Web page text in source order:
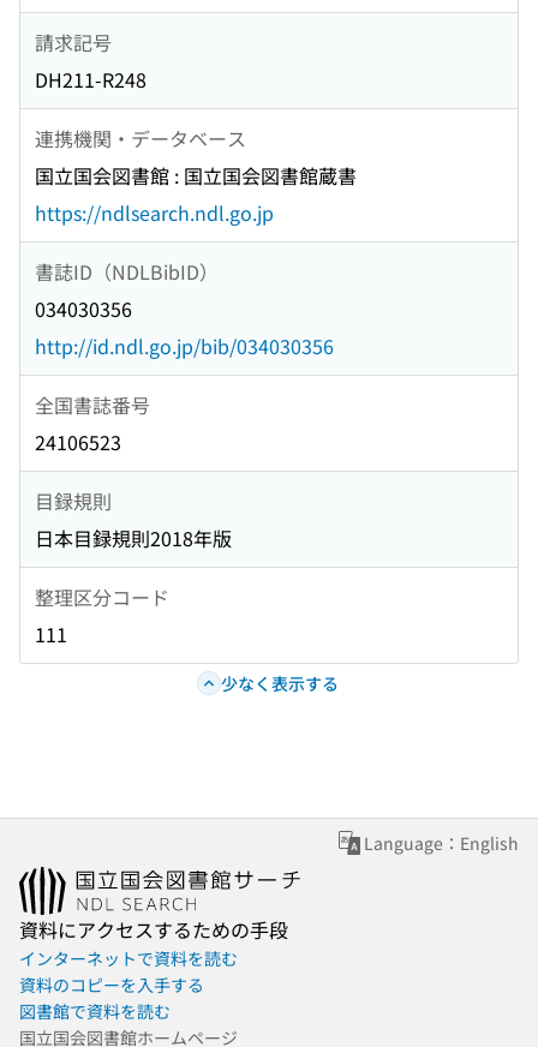
請求記号
DH211-R248
連携機関・データベース
国立国会図書館 : 国立国会図書館蔵書
https://ndlsearch.ndl.go.jp
書誌ID（NDLBibID）
034030356
http://id.ndl.go.jp/bib/034030356
全国書誌番号
24106523
目録規則
日本目録規則2018年版
整理区分コード
111
少なく表示する
Language：English
資料にアクセスするための手段
インターネットで資料を読む
資料のコピーを入手する
図書館で資料を読む
国立国会図書館ホームページ